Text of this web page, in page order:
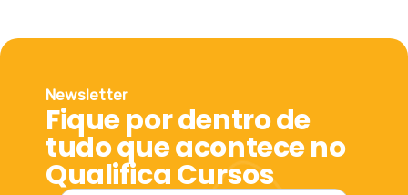
Newsletter
Fique por dentro de
tudo que acontece no
Qualifica Cursos